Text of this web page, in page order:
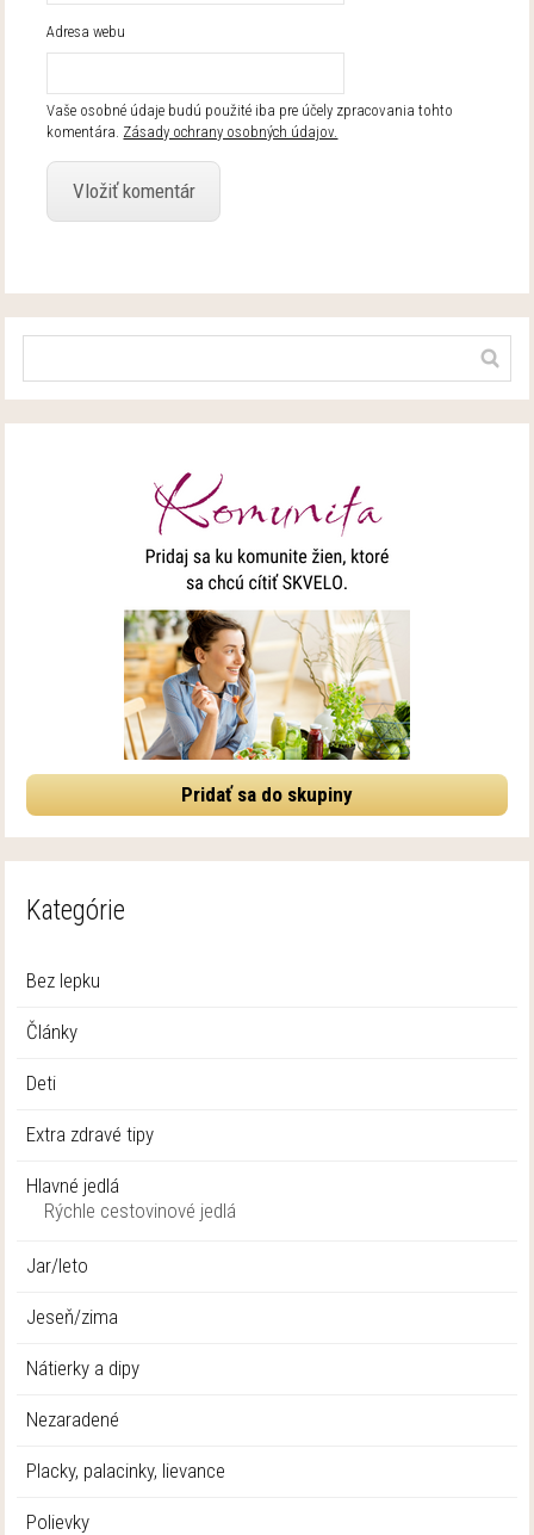
Adresa webu
Vaše osobné údaje budú použité iba pre účely zpracovania tohto
komentára. Zásady ochrany osobných údajov.
Pridať sa do skupiny
Kategórie
Bez lepku
Články
Deti
Extra zdravé tipy
Hlavné jedlá
Rýchle cestovinové jedlá
Jar/leto
Jeseň/zima
Nátierky a dipy
Nezaradené
Placky, palacinky, lievance
Polievky